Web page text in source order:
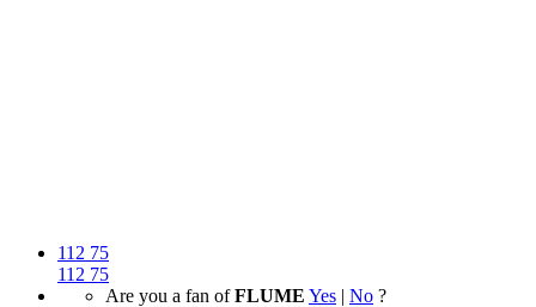
112 75
112 75
Are you a fan ofFLUME Yes | No ?